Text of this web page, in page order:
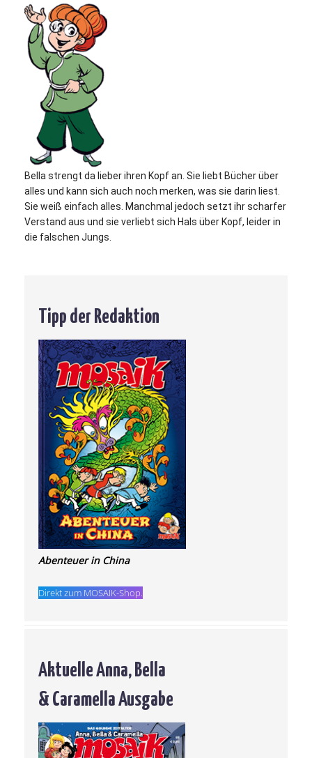
Bella strengt da lieber ihren Kopf an. Sie liebt Bücher über
alles und kann sich auch noch merken, was sie darin liest.
Sie weiß einfach alles. Manchmal jedoch setzt ihr scharfer
Verstand aus und sie verliebt sich Hals über Kopf, leider in
die falschen Jungs.
Tipp der Redaktion
Abenteuer in China
Direkt zum MOSAIK-Shop.
Aktuelle Anna, Bella
& Caramella Ausgabe